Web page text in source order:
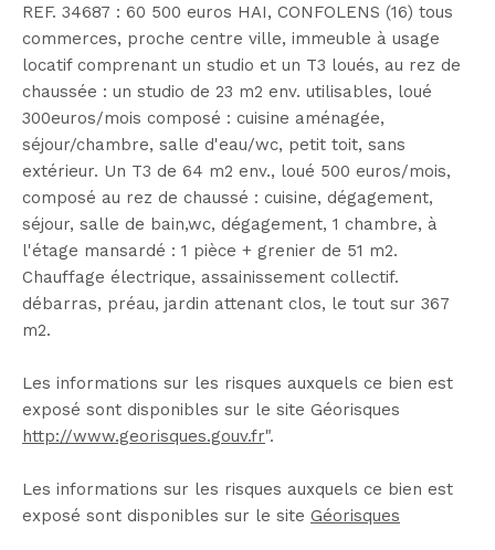
REF. 34687 : 60 500 euros HAI, CONFOLENS (16) tous
commerces, proche centre ville, immeuble à usage
locatif comprenant un studio et un T3 loués, au rez de
chaussée : un studio de 23 m2 env. utilisables, loué
300euros/mois composé : cuisine aménagée,
séjour/chambre, salle d'eau/wc, petit toit, sans
extérieur. Un T3 de 64 m2 env., loué 500 euros/mois,
composé au rez de chaussé : cuisine, dégagement,
séjour, salle de bain,wc, dégagement, 1 chambre, à
l'étage mansardé : 1 pièce + grenier de 51 m2.
Chauffage électrique, assainissement collectif.
débarras, préau, jardin attenant clos, le tout sur 367
m2.
Les informations sur les risques auxquels ce bien est
exposé sont disponibles sur le site Géorisques
http://www.georisques.gouv.fr".
Les informations sur les risques auxquels ce bien est
exposé sont disponibles sur le site Géorisques